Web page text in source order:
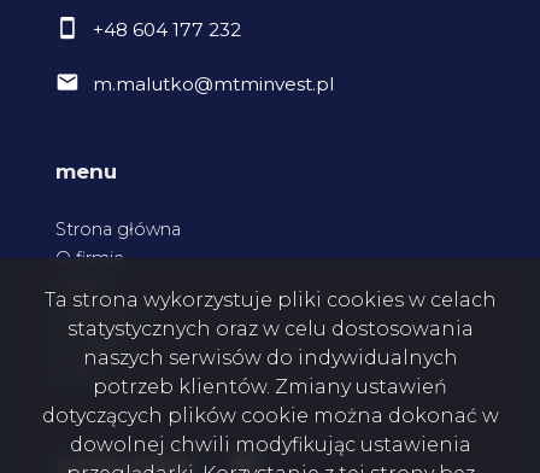
+48 604 177 232
m.malutko@mtminvest.pl
menu
Strona główna
O firmie
Kontakt
social media Facebook
Ta strona wykorzystuje pliki cookies w celach
statystycznych oraz w celu dostosowania
naszych serwisów do indywidualnych
potrzeb klientów. Zmiany ustawień
dotyczących plików cookie można dokonać w
dowolnej chwili modyfikując ustawienia